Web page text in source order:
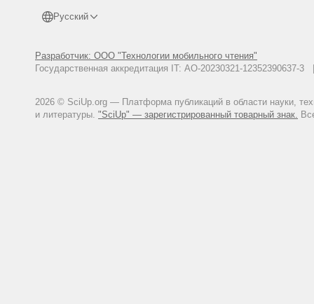
Русский
Разработчик: ООО "Технологии мобильного чтения"
Государственная аккредитация IT: АО-20230321-
2026 © SciUp.org — Платформа публикаций в области науки,
и литературы. "SciUp" — зарегистрированный товарный знак.